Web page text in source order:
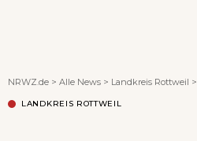
NRWZ.de > Alle News > Landkreis Rottweil >
LANDKREIS ROTTWEIL